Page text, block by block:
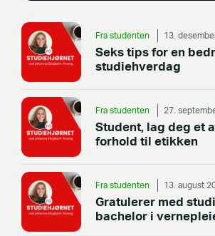
Fra studenten 13.
Seks tips for en
studiehverdag
Fra studenten 27.
Student, lag deg et
forhold til etikken
Fra studenten 13. august
Gratulerer med
bachelor i